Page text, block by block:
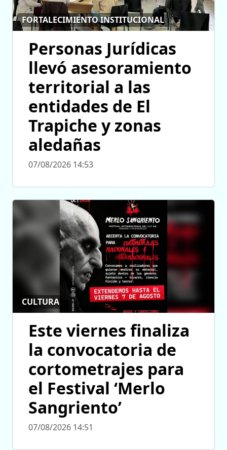
FORTALECIMIENTO INSTITUCIONAL
Personas Jurídicas
llevó asesoramiento
territorial a las
entidades de El
Trapiche y zonas
aledañas
07/08/2026 14:53
CULTURA
Este viernes finaliza
la convocatoria de
cortometrajes para
el Festival ‘Merlo
Sangriento’
07/08/2026 14:51